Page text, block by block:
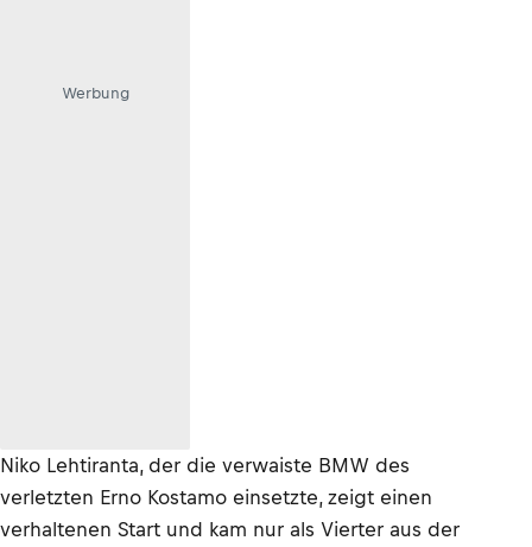
Werbung
Niko Lehtiranta, der die verwaiste BMW des
verletzten Erno Kostamo einsetzte, zeigt einen
verhaltenen Start und kam nur als Vierter aus der